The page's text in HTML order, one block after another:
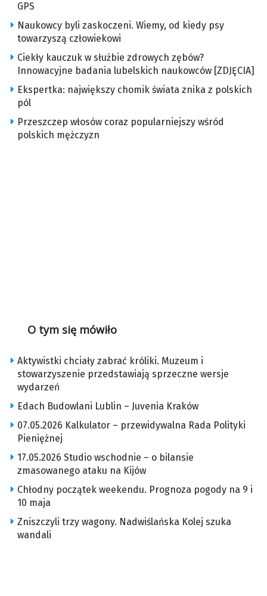
GPS
Naukowcy byli zaskoczeni. Wiemy, od kiedy psy
towarzyszą człowiekowi
Ciekły kauczuk w służbie zdrowych zębów?
Innowacyjne badania lubelskich naukowców [ZDJĘCIA]
Ekspertka: największy chomik świata znika z polskich
pól
Przeszczep włosów coraz popularniejszy wśród
polskich mężczyzn
O tym się mówiło
Aktywistki chciały zabrać króliki. Muzeum i
stowarzyszenie przedstawiają sprzeczne wersje
wydarzeń
Edach Budowlani Lublin – Juvenia Kraków
07.05.2026 Kalkulator – przewidywalna Rada Polityki
Pieniężnej
17.05.2026 Studio wschodnie – o bilansie
zmasowanego ataku na Kijów
Chłodny początek weekendu. Prognoza pogody na 9 i
10 maja
Zniszczyli trzy wagony. Nadwiślańska Kolej szuka
wandali